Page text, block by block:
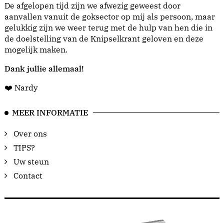
De afgelopen tijd zijn we afwezig geweest door
aanvallen vanuit de goksector op mij als persoon, maar
gelukkig zijn we weer terug met de hulp van hen die in
de doelstelling van de Knipselkrant geloven en deze
mogelijk maken.
Dank jullie allemaal!
❤️ Nardy
MEER INFORMATIE
Over ons
TIPS?
Uw steun
Contact